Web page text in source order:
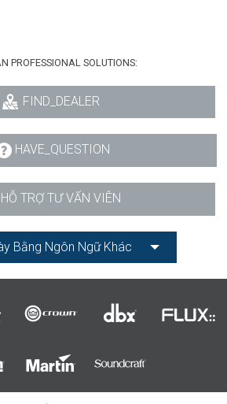
PROFESSIONAL SOLUTIONS:
FIND_DEALER
HAVE_QUESTION
HỖ TRỢ TƯ VẤN VIÊN
Bằng Ngôn Ngữ Khác